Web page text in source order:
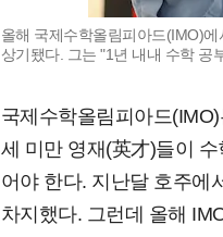
올해 국제수학올림피아드(IMO)
상기됐다. 그는 "1년 내내 수학 공
국제수학올림피아드
세 미만 영재(英才)들이
어야 한다. 지난달 호주에
차지했다. 그런데 올해